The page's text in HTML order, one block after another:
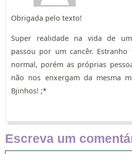
Obrigada pelo texto!
Super realidade na vida de
passou por um cancêr.
normal, porém as próprias
não nos enxergam da mesma
Bjinhos! ;*
Escreva um